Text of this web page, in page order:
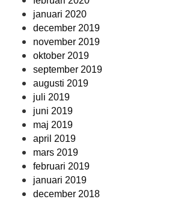
januari 2020
december 2019
november 2019
oktober 2019
september 2019
augusti 2019
juli 2019
juni 2019
maj 2019
april 2019
mars 2019
februari 2019
januari 2019
december 2018